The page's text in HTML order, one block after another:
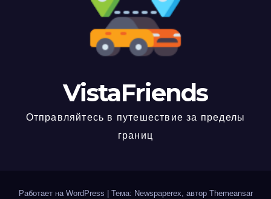
VistaFriends
Отправляйтесь в путешествие за пределы
границ
Работает на WordPress Тема: Newspaperex, автор Themeansar